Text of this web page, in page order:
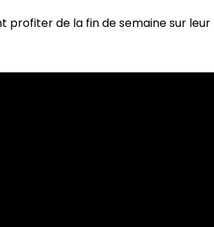
profiter de la fin de semaine sur